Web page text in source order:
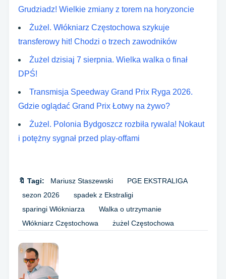
Grudziadz! Wielkie zmiany z torem na horyzoncie
Żużel. Włókniarz Częstochowa szykuje
transferowy hit! Chodzi o trzech zawodników
Żużel dzisiaj 7 sierpnia. Wielka walka o finał
DPŚ!
Transmisja Speedway Grand Prix Ryga 2026.
Gdzie oglądać Grand Prix Łotwy na żywo?
Żużel. Polonia Bydgoszcz rozbiła rywala! Nokaut
i potężny sygnał przed play-offami
🔖 Tagi: Mariusz Staszewski
PGE EKSTRALIGA
sezon 2026
spadek z Ekstraligi
sparingi Włókniarza
Walka o utrzymanie
Włókniarz Częstochowa
żużel Częstochowa